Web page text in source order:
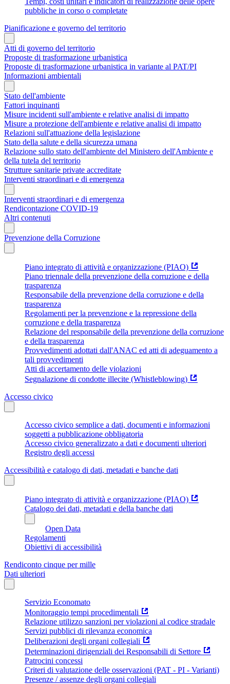
pubbliche in corso o completate
Pianificazione e governo del territorio
Atti di governo del territorio
Proposte di trasformazione urbanistica
Proposte di trasformazione urbanistica in variante al PAT/PI
Informazioni ambientali
Stato dell'ambiente
Fattori inquinanti
Misure incidenti sull'ambiente e relative analisi di impatto
Misure a protezione dell'ambiente e relative analisi di impatto
Relazioni sull'attuazione della legislazione
Stato della salute e della sicurezza umana
Relazione sullo stato dell'ambiente del Ministero dell'Ambiente e
della tutela del territorio
Strutture sanitarie private accreditate
Interventi straordinari e di emergenza
Interventi straordinari e di emergenza
Rendicontazione COVID-19
Altri contenuti
Prevenzione della Corruzione
Piano integrato di attività e organizzazione (PIAO)
Piano triennale della prevenzione della corruzione e della
trasparenza
Responsabile della prevenzione della corruzione e della
trasparenza
Regolamenti per la prevenzione e la repressione della
corruzione e della trasparenza
Relazione del responsabile della prevenzione della corruzione
e della trasparenza
Provvedimenti adottati dall'ANAC ed atti di adeguamento a
tali provvedimenti
Atti di accertamento delle violazioni
Segnalazione di condotte illecite (Whistleblowing)
Accesso civico
Accesso civico semplice a dati, documenti e informazioni
soggetti a pubblicazione obbligatoria
Accesso civico generalizzato a dati e documenti ulteriori
Registro degli accessi
Accessibilità e catalogo di dati, metadati e banche dati
Piano integrato di attività e organizzazione (PIAO)
Catalogo dei dati, metadati e della banche dati
Open Data
Regolamenti
Obiettivi di accessibilità
Rendiconto cinque per mille
Dati ulteriori
Servizio Economato
Monitoraggio tempi procedimentali
Relazione utilizzo sanzioni per violazioni al codice stradale
Servizi pubblici di rilevanza economica
Deliberazioni degli organi collegiali
Determinazioni dirigenziali dei Responsabili di Settore
Patrocini concessi
Criteri di valutazione delle osservazioni (PAT - PI - Varianti)
Presenze / assenze degli organi collegiali